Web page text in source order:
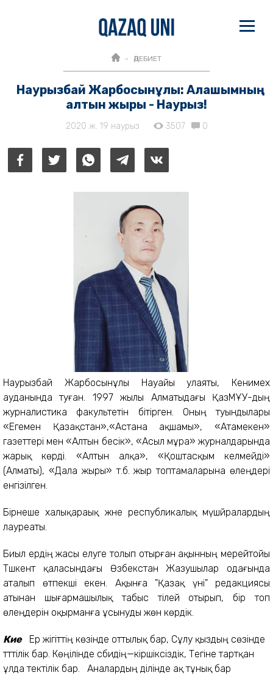
ӘДЕБИЕТ
Наурызбай Жарбосынұлы: Алашымның
алтын жыры - Наурыз!
2020 ж. 19 наурыз 3507 0
Наурызбай Жарбосынұлы Науайы уәлаяты, Кенимех
ауданында туған. 1997 жылы Алматыдағы ҚазМҰУ-дың
журналистика факультетін бітірген. Оның туындылары
«Егемен Қазақстан»,«Астана ақшамы», «Атамекен»
газеттері мен «Алтын бесік», «Асыл мұра» журналдарында
жарық көрді. «Алтын алқа», «Қоштасқым келмейді»
(Алматы), «Дала жыры» т.б. жыр топтамаларына өлеңдері
енгізілген.
Бірнеше халықараық және республикалық мүшәйралардың
лауреаты.
Биыл ердің жасы елуге толып отырған ақынның мерейтойы
Тәшкент қаласындағы Өзбекстан Жазушылар одағында
аталып өтпекші екен. Ақынға "Қазақ үні" редакциясы
атынан шығармашылық табыс тілей отырып, бір топ
өлеңдерін оқырманға ұсынуды жөн көрдік.
КиеЕр жігіттің көзінде оттылық бар, Сұлу қыздың сөзінде
тәттілік бар. Көңілінде сәбидің—кіршіксіздік, Тегіне тартқан
ұлда тектілік бар. Аналардың ділінде ақ тұнық бар